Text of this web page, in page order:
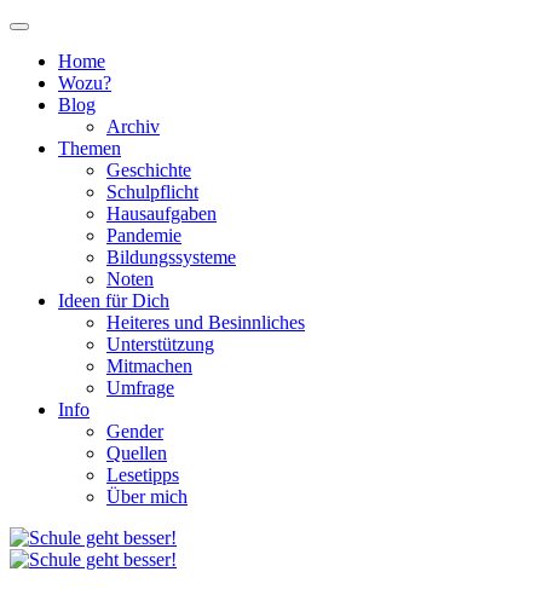
Home
Wozu?
Blog
Archiv
Themen
Geschichte
Schulpflicht
Hausaufgaben
Pandemie
Bildungssysteme
Noten
Ideen für Dich
Heiteres und Besinnliches
Unterstützung
Mitmachen
Umfrage
Info
Gender
Quellen
Lesetipps
Über mich